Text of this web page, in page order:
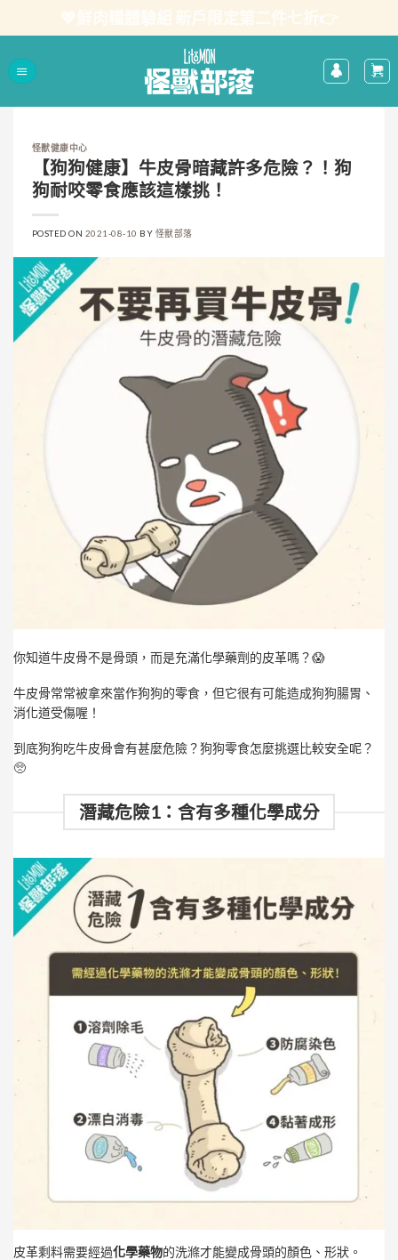
怪獸健康中心
【狗狗健康】牛皮骨暗藏許多危險？！狗
狗耐咬零食應該這樣挑！
POSTED ON 2021-08-10 BY 怪獸部落
你知道牛皮骨不是骨頭，而是充滿化學藥劑的皮革嗎？😱
牛皮骨常常被拿來當作狗狗的零食，但它很有可能造成狗狗腸胃、
消化道受傷喔！
到底狗狗吃牛皮骨會有甚麼危險？狗狗零食怎麼挑選比較安全呢？
🥺
潛藏危險1：含有多種化學成分
皮革剩料需要經過化學藥物的洗滌才能變成骨頭的顏色、形狀。